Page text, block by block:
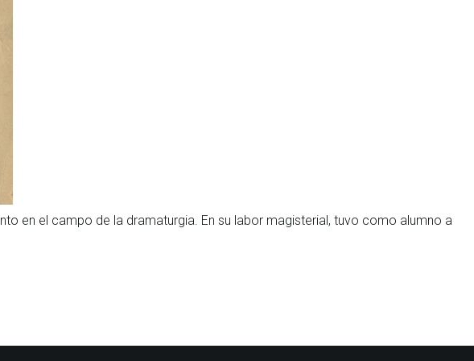
en el campo de la dramaturgia. En su labor magisterial, tuvo como alumno a